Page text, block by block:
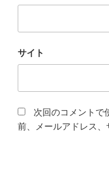
サイト
次回のコメントで
前、メールアドレス、